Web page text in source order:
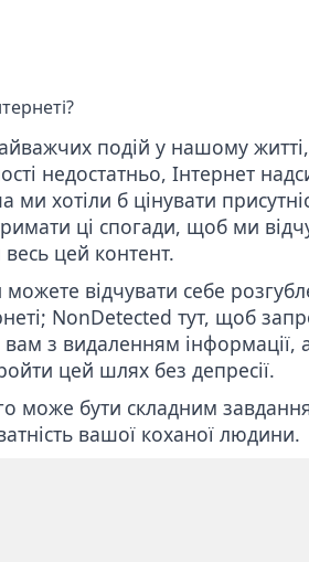
подій у нашому
недостатньо, Інтернет
хотіли б цінувати
ці спогади, щоб ми
цей контент.
відчувати себе
NonDetected тут, щоб
з видаленням інформації,
цей шлях без депресії.
може бути складним
вашої коханої людини.